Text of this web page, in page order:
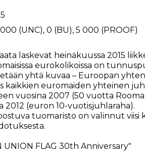
(UNC), 0 (BU), 5 000 (PROOF)
laskevat heinäkuussa 2015
eurokolikoissa on
yhtä kuvaa – Euroopan
kaikkien euromaiden yhteinen
vuosina 2007 (50 vuotta
2012 (euron 10-vuotisjuhlaraha).
tuomaristo on valinnut
UNION FLAG 30th Anniversary"